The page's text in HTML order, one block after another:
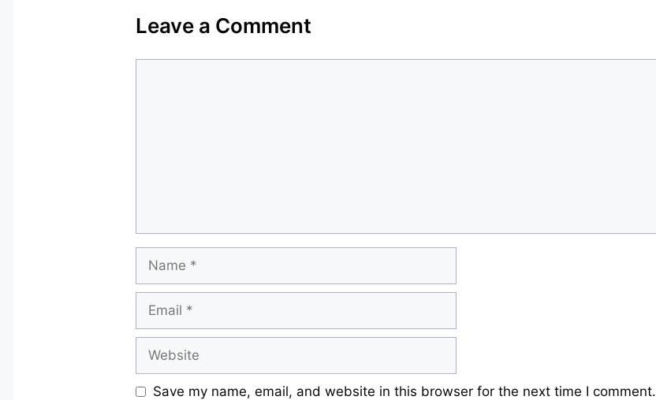
Leave a Comment
Save my name, email, and website in this browser for the next time I comment.